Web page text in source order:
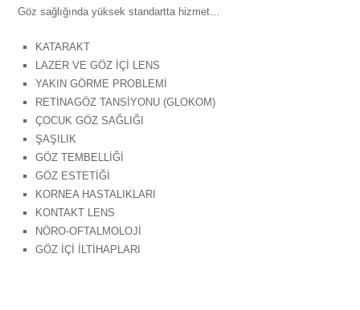
Göz sağlığında yüksek standartta hizmet…
KATARAKT
LAZER VE GÖZ İÇİ LENS
YAKIN GÖRME PROBLEMİ
RETİNAGÖZ TANSİYONU (GLOKOM)
ÇOCUK GÖZ SAĞLIĞI
ŞAŞILIK
GÖZ TEMBELLİĞİ
GÖZ ESTETİĞİ
KORNEA HASTALIKLARI
KONTAKT LENS
NÖRO-OFTALMOLOJİ
GÖZ İÇİ İLTİHAPLARI